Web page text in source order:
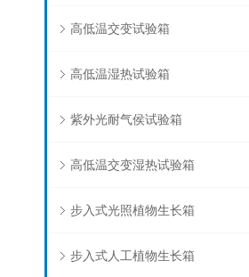
高低温交变试验箱
高低温湿热试验箱
紫外光耐气侯试验箱
高低温交变湿热试验箱
步入式光照植物生长箱
步入式人工植物生长箱